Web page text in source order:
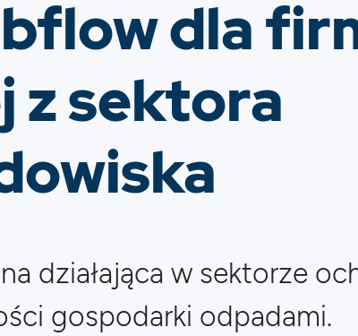
dla
z sektora
działająca w sektorze
gospodarki odpadami.